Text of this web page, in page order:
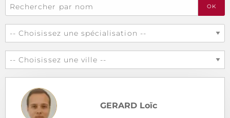
GERARD Loïc